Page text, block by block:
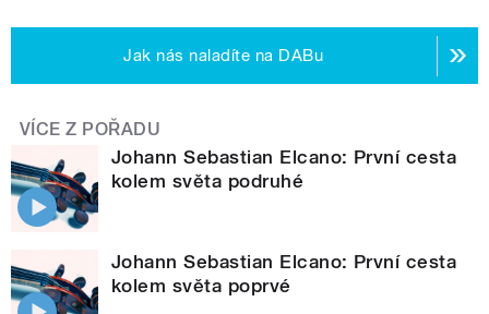
Jak nás naladíte na DABu
VÍCE Z POŘADU
Johann Sebastian Elcano: První cesta
kolem světa podruhé
Johann Sebastian Elcano: První cesta
kolem světa poprvé